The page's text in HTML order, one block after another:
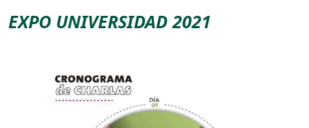
EXPO UNIVERSIDAD 2021